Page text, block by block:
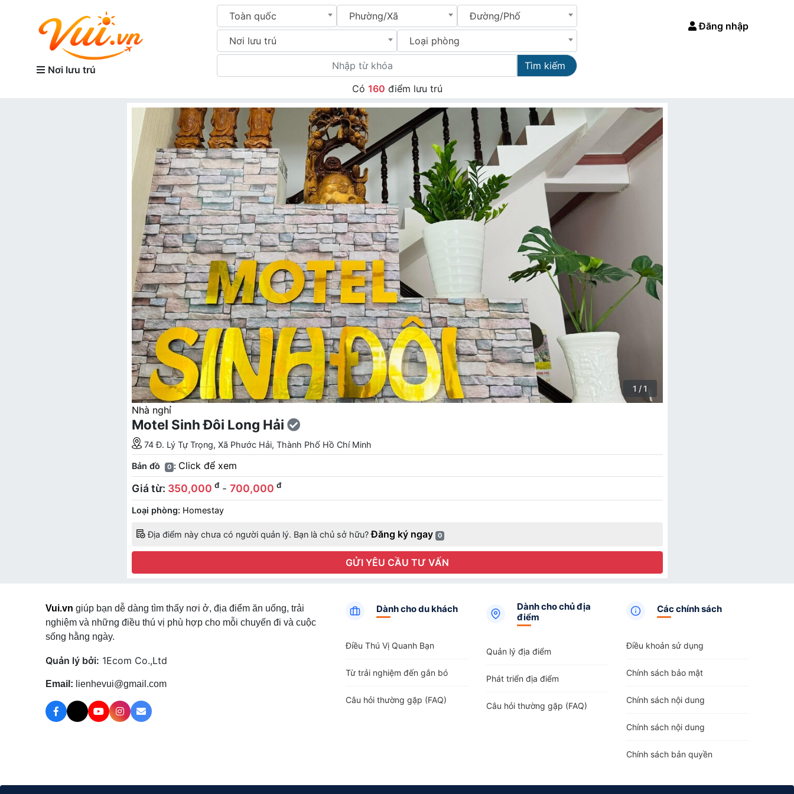
Nơi lưu trú
Toàn quốc Phường/Xã Đường/Phố
Nơi lưu trú Loại phòng
Tìm kiếm
Đăng nhập
Có 160 điểm lưu trú
1 / 1
Nhà nghỉ
Motel Sinh Đôi Long Hải
74 Đ. Lý Tự Trọng, Xã Phước Hải, Thành Phố Hồ Chí Minh
Bản đồ 0 : Click để xem
Giá từ: 350,000 đ - 700,000 đ
Loại phòng: Homestay
Địa điểm này chưa có người quản lý. Bạn là chủ sở hữu?Đăng ký ngay 0
GỬI YÊU CẦU TƯ VẤN
Vui.vn giúp bạn dễ dàng tìm thấy nơi ở, địa điểm ăn uống, trải
nghiệm và những điều thú vị phù hợp cho mỗi chuyến đi và cuộc
sống hằng ngày.
Quản lý bởi: 1Ecom Co.,Ltd
Email: lienhevui@gmail.com
Dành cho du khách
Điều Thú Vị Quanh Bạn
Từ trải nghiệm đến gắn bó
Câu hỏi thường gặp (FAQ)
Dành cho chủ địa
điểm
Quản lý địa điểm
Phát triển địa điểm
Câu hỏi thường gặp (FAQ)
Các chính sách
Điều khoản sử dụng
Chính sách bảo mật
Chính sách nội dung
Chính sách nội dung
Chính sách bản quyền